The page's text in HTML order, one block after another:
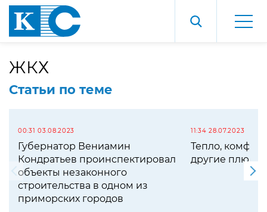
ЖКХ
Статьи по теме
00:31 03.08.2023
Губернатор Вениамин
Кондратьев проинспектировал
объекты незаконного
строительства в одном из
приморских городов
11:34 28.07.2023
Тепло,
другие плюсы